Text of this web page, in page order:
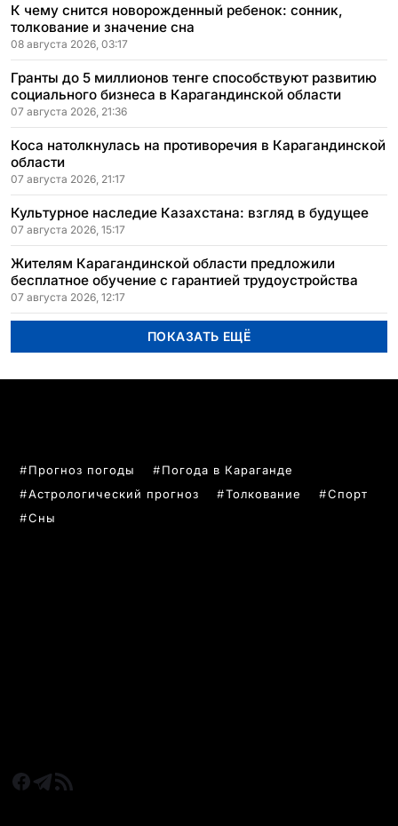
К чему снится новорожденный ребенок: сонник,
толкование и значение сна
08 августа 2026, 03:17
Гранты до 5 миллионов тенге способствуют развитию
социального бизнеса в Карагандинской области
07 августа 2026, 21:36
Коса натолкнулась на противоречия в Карагандинской
области
07 августа 2026, 21:17
Культурное наследие Казахстана: взгляд в будущее
07 августа 2026, 15:17
Жителям Карагандинской области предложили
бесплатное обучение с гарантией трудоустройства
07 августа 2026, 12:17
ПОКАЗАТЬ ЕЩЁ
Прогноз погоды
Погода в Караганде
Астрологический прогноз
Толкование
Спорт
Сны